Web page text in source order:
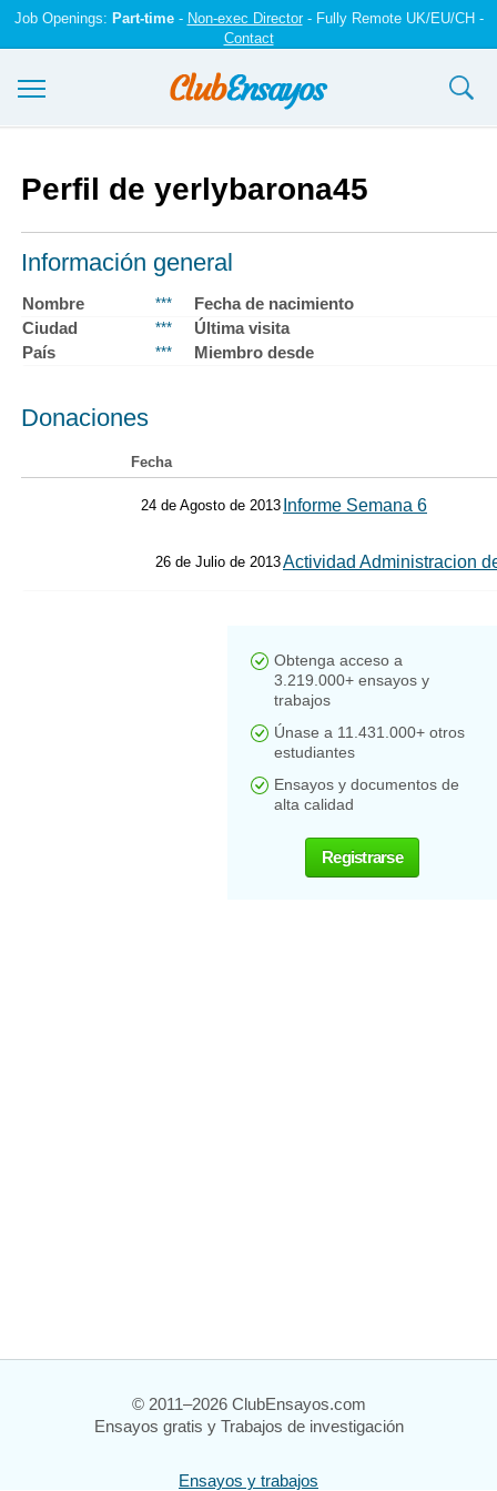
Job Openings: Part-time- Non-exec Director- Fully Remote UK/EU/CH -
Contact
Registrarse
Iniciar sesión
Contáctenos
Perfil de yerlybarona45
Información general
Nombre ***
Fecha de nacimiento
Ciudad
***
Última visita
País
*** Miembro desde
Donaciones
Fecha
24 de Agosto de 2013 Informe Semana 6
26 de Julio de 2013Actividad Administracion
Obtenga acceso a
3.219.000+ ensayos y
trabajos
Únase a 11.431.000+ otros
estudiantes
Ensayos y documentos de
alta calidad
Registrarse
© 2011–2026 ClubEnsayos.com
Ensayos gratis y Trabajos de investigación
Ensayos y trabajos